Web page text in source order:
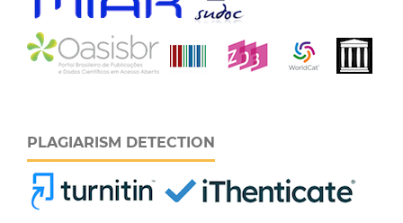
PLAGIARISM DETECTION